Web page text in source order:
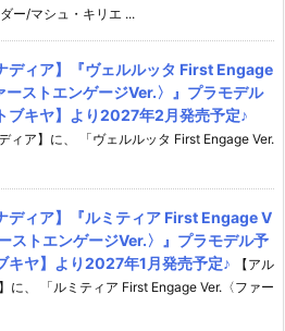
ー/マシュ・キリエ ...
ディア】『ヴェルルッタ First Engage
ーストエンゲージVer.〉』プラモデル
ブキヤ】より2027年2月発売予定♪
ィア】に、 「ヴェルルッタ First Engage Ver.
ディア】『ルミティア First Engage V
ストエンゲージVer.〉』プラモデル予
キヤ】より2027年1月発売予定♪
【アル
に、 「ルミティア First Engage Ver.〈ファー